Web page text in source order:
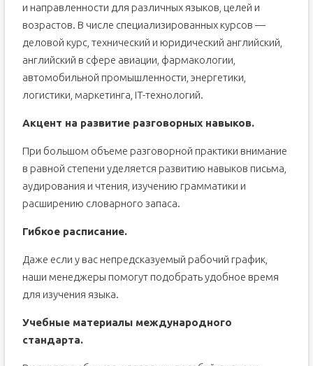
и направленности для различных языков, целей и
возрастов. В числе специализированных курсов —
деловой курс, технический и юридический английский,
английский в сфере авиации, фармакологии,
автомобильной промышленности, энергетики,
логистики, маркетинга, IT-технологий.
Акцент на развитие разговорных навыков.
При большом объеме разговорной практики внимание
в равной степени уделяется развитию навыков письма,
аудирования и чтения, изучению грамматики и
расширению словарного запаса.
Гибкое расписание.
Даже если у вас непредсказуемый рабочий график,
наши менеджеры помогут подобрать удобное время
для изучения языка.
Учебные материалы международного
стандарта.